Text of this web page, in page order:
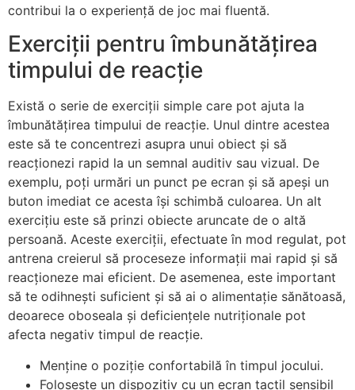
contribui la o experiență de joc mai fluentă.
Exerciții pentru îmbunătățirea
timpului de reacție
Există o serie de exerciții simple care pot ajuta la
îmbunătățirea timpului de reacție. Unul dintre acestea
este să te concentrezi asupra unui obiect și să
reacționezi rapid la un semnal auditiv sau vizual. De
exemplu, poți urmări un punct pe ecran și să apeși un
buton imediat ce acesta își schimbă culoarea. Un alt
exercițiu este să prinzi obiecte aruncate de o altă
persoană. Aceste exerciții, efectuate în mod regulat, pot
antrena creierul să proceseze informații mai rapid și să
reacționeze mai eficient. De asemenea, este important
să te odihnești suficient și să ai o alimentație sănătoasă,
deoarece oboseala și deficiențele nutriționale pot
afecta negativ timpul de reacție.
Menține o poziție confortabilă în timpul jocului.
Folosește un dispozitiv cu un ecran tactil sensibil